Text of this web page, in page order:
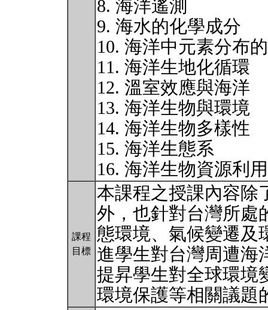
8. 海洋遙測
9. 海水的化學成分
10. 海洋中元素分布
11. 海洋生地化循環
12. 溫室效應與海洋
13. 海洋生物與環境
14. 海洋生物多樣性
15. 海洋生態系
16. 海洋生物資源利
課程
目標
本課程之授課內容除
外，也針對台灣所處
態環境、氣候變遷及
進學生對台灣周遭海
提昇學生對全球環境
環境保護等相關議